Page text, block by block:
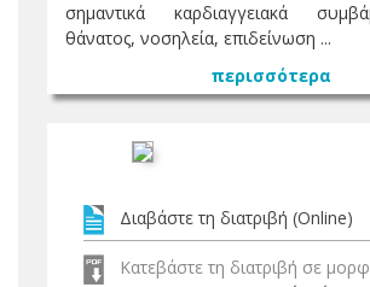
σημαντικά καρδιαγγειακά
θάνατος, νοσηλεία, επιδείνωση ...
περισσότερα
Διαβάστε τη διατριβή (Online)
Κατεβάστε τη διατριβή σε